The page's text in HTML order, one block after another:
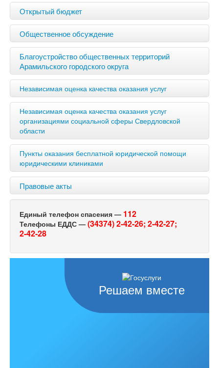
Открытый бюджет
Общественное обсуждение
Благоустройство общественных территорий
Арамильского городского округа
Независимая оценка качества оказания услуг
Независимая оценка качества оказания услуг
организациями социальной сферы Свердловской
области
Пункты оказания бесплатной юридической помощи
юридическими клиниками
Правовые акты
Единый телефон спасения — 112
Телефоны ЕДДС — (34374) 2-42-26; 2-42-27;
2-42-28
Решаем вместе